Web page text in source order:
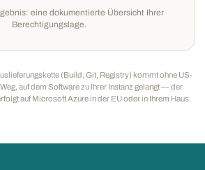
eine dokumentierte Übersicht Ihrer
Berechtigungslage.
(Build, Git, Registry) kommt ohne US-
auf dem Software zu Ihrer Instanz gelangt — der
auf Microsoft Azure in der EU oder in Ihrem Haus.